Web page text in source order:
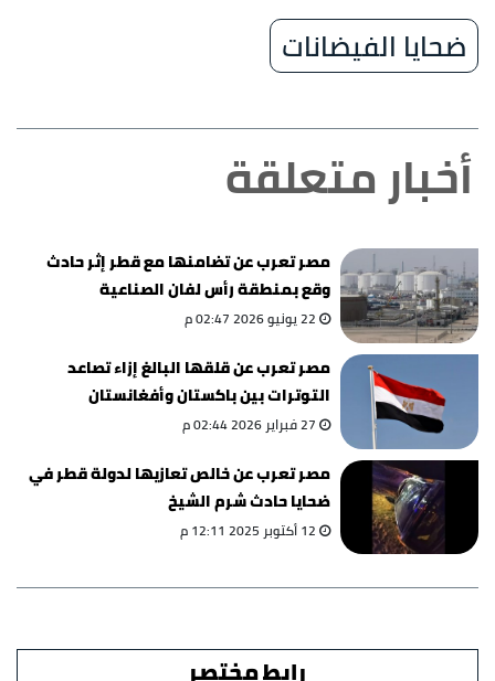
ضحايا الفيضانات
أخبار متعلقة
مصر تعرب عن تضامنها مع قطر إثر حادث
وقع بمنطقة رأس لفان الصناعية
22 يونيو 2026 02:47 م
مصر تعرب عن قلقها البالغ إزاء تصاعد
التوترات بين باكستان وأفغانستان
27 فبراير 2026 02:44 م
مصر تعرب عن خالص تعازيها لدولة قطر في
ضحايا حادث شرم الشيخ
12 أكتوبر 2025 12:11 م
رابط مختصر